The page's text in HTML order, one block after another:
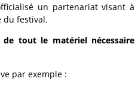
un partenariat visant à
du festival.
tout le matériel nécessaire
par exemple :